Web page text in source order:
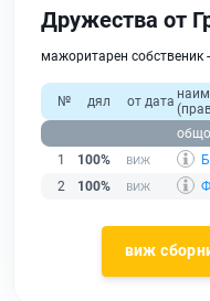
Дружества от
мажоритарен
№ дял от дата
общо
1
100%
2
100%
виж